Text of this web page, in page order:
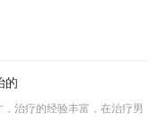
的
治疗的经验丰富，在治疗男